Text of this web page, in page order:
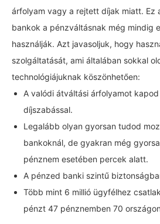
árfolyam vagy a rejtett díjak miatt. Ez
bankok a pénzváltásnak még mindig
használják. Azt javasoljuk, hogy
szolgáltatását, ami általában sokkal
technológiájuknak köszönhetően:
A valódi átváltási árfolyamot
díjszabással.
Legalább olyan gyorsan tudod
bankoknál, de gyakran még
pénznem esetében percek alatt.
A pénzed banki szintű
Több mint 6 millió ügyfélhez
pénzt 47 pénznemben 70